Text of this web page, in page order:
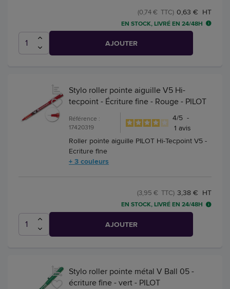
0,63 € HT
(0,74 € TTC)
EN STOCK, LIVRÉ EN 24/48H
AJOUTER
Stylo roller pointe aiguille V5 Hi-
tecpoint - Écriture fine - Rouge - PILOT
Référence :
17420319
4/5 -
1avis
Roller pointe aiguille PILOT Hi-Tecpoint V5 -
Ecriture fine
+ 3 couleurs
3,38 € HT
(3,95 € TTC)
EN STOCK, LIVRÉ EN 24/48H
AJOUTER
Stylo roller pointe métal V Ball 05 -
écriture fine - vert - PILOT